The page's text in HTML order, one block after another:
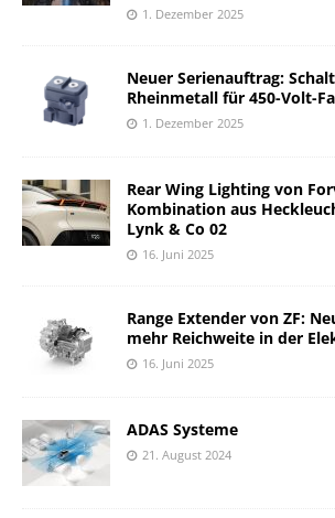
1. Dezember 2025
Neuer Serienauftrag:
Rheinmetall für 450-Volt-
1. Dezember 2025
Rear Wing Lighting von
Kombination aus
Lynk & Co 02
16. Juni 2025
Range Extender von ZF:
mehr Reichweite in der
16. Juni 2025
ADAS Systeme
21. August 2024